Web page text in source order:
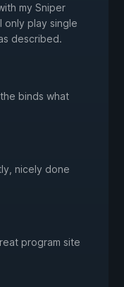
my Sniper
only play single
described.
binds what
nicely done
program site